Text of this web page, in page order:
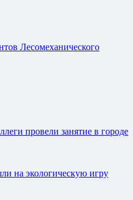
Лесомеханического
провели занятие в городе
на экологическую игру